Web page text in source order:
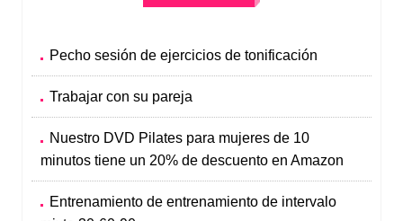
Pecho sesión de ejercicios de tonificación
Trabajar con su pareja
Nuestro DVD Pilates para mujeres de 10
minutos tiene un 20% de descuento en Amazon
Entrenamiento de entrenamiento de intervalo